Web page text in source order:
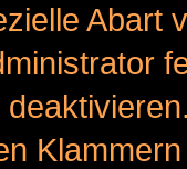
Abart